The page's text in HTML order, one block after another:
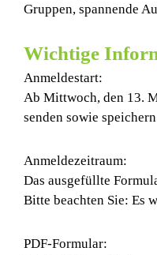
Gruppen, spannende
Wichtige
Anmeldestart:
Ab Mittwoch, den 13.
senden sowie
Anmeldezeitraum:
Das ausgefüllte
Bitte beachten Sie: Es
PDF-Formular: